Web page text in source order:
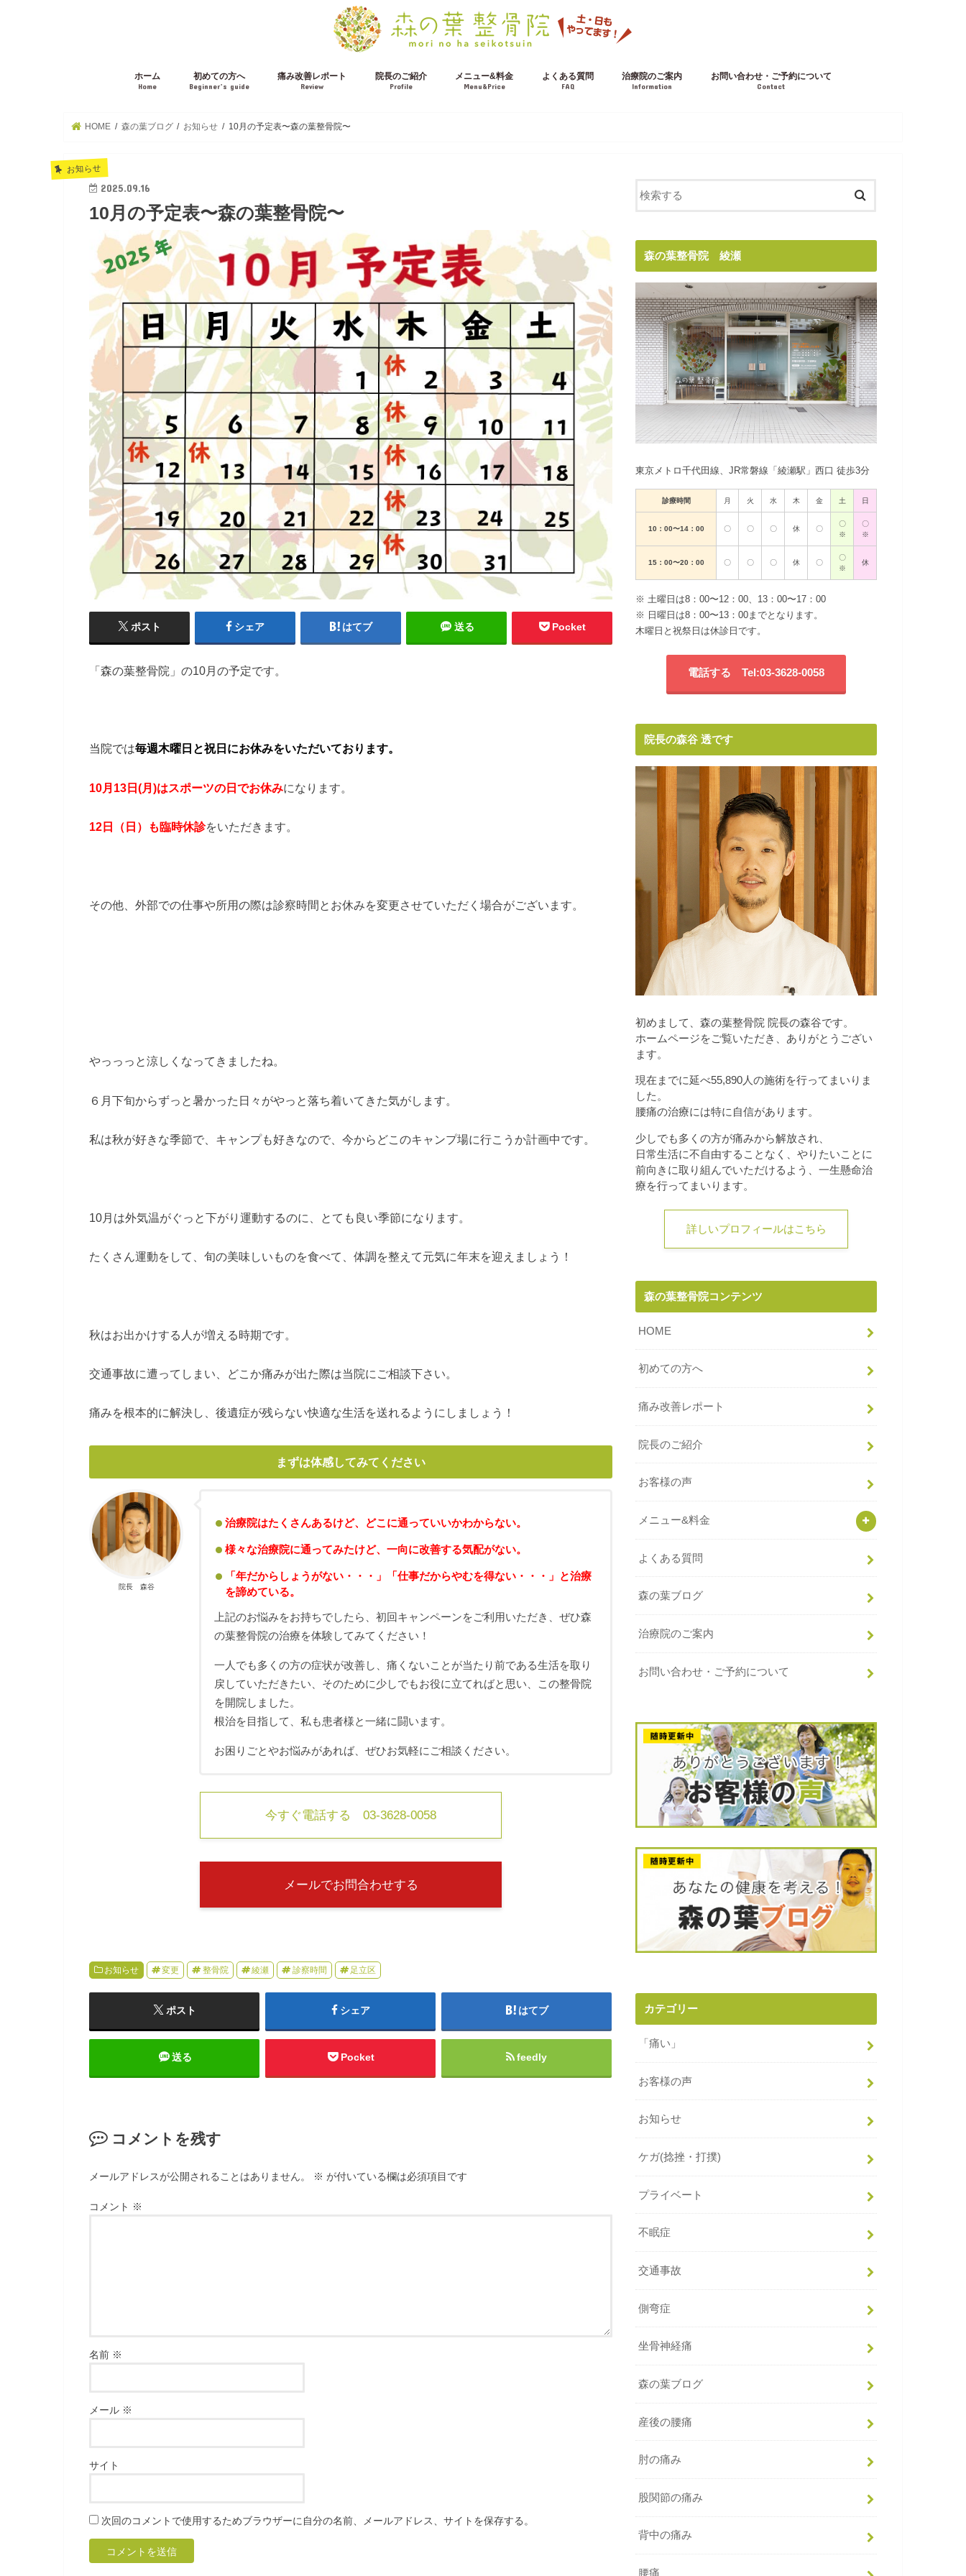
ホーム
Home
初めての方へ
Beginner’s guide
痛み改善レポート
Review
院長のご紹介
Profile
メニュー&料金
Menu&Price
よくある質問
FAQ
治療院のご案内
Information
お問い合わせ・ご予約について
Contact
HOME 森の葉ブログ お知らせ 10月の予定表〜森の葉整骨院〜
お知らせ
2025.09.16
10月の予定表〜森の葉整骨院〜
ポスト シェア はてブ 送る Pocket
「森の葉整骨院」の10月の予定です。
当院では毎週木曜日と祝日にお休みをいただいております。
10月13日(月)はスポーツの日でお休みになります。
12日（日）も臨時休診をいただきます。
その他、外部での仕事や所用の際は診察時間とお休みを変更させていただく場合がございます。
やっっっと涼しくなってきましたね。
６月下旬からずっと暑かった日々がやっと落ち着いてきた気がします。
私は秋が好きな季節で、キャンプも好きなので、今からどこのキャンプ場に行こうか計画中です。
10月は外気温がぐっと下がり運動するのに、とても良い季節になります。
たくさん運動をして、旬の美味しいものを食べて、体調を整えて元気に年末を迎えましょう！
秋はお出かけする人が増える時期です。
交通事故に遭ってしまい、どこか痛みが出た際は当院にご相談下さい。
痛みを根本的に解決し、後遺症が残らない快適な生活を送れるようにしましょう！
まずは体感してみてください
院長 森谷
治療院はたくさんあるけど、どこに通っていいかわからない。
様々な治療院に通ってみたけど、一向に改善する気配がない。
「年だからしょうがない・・・」「仕事だからやむを得ない・・・」と治療
を諦めている。
上記のお悩みをお持ちでしたら、初回キャンペーンをご利用いただき、ぜひ森
の葉整骨院の治療を体験してみてください！
一人でも多くの方の症状が改善し、痛くないことが当たり前である生活を取り
戻していただきたい、そのために少しでもお役に立てればと思い、この整骨院
を開院しました。
根治を目指して、私も患者様と一緒に闘います。
お困りごとやお悩みがあれば、ぜひお気軽にご相談ください。
今すぐ電話する 03-3628-0058
メールでお問合わせする
お知らせ 変更 整骨院 綾瀬 診察時間 足立区
ポスト シェア はてブ
送る Pocket feedly
コメントを残す
メールアドレスが公開されることはありません。 ※ が付いている欄は必須項目です
コメント ※
名前 ※
メール ※
サイト
次回のコメントで使用するためブラウザーに自分の名前、メールアドレス、サイトを保存する。
森の葉整骨院 綾瀬
東京メトロ千代田線、JR常磐線「綾瀬駅」西口 徒歩3分
診療時間 月 火 水 木 金 土 日
10：00〜14：00 〇 〇 〇 休 〇
〇
※
〇
※
15：00〜20：00 〇 〇 〇 休 〇
〇
※
休
※ 土曜日は8：00〜12：00、13：00〜17：00
※ 日曜日は8：00〜13：00までとなります。
木曜日と祝祭日は休診日です。
電話する Tel:03-3628-0058
院長の森谷 透です
初めまして、森の葉整骨院 院長の森谷です。
ホームページをご覧いただき、ありがとうござい
ます。
現在までに延べ55,890人の施術を行ってまいりま
した。
腰痛の治療には特に自信があります。
少しでも多くの方が痛みから解放され、
日常生活に不自由することなく、やりたいことに
前向きに取り組んでいただけるよう、一生懸命治
療を行ってまいります。
詳しいプロフィールはこちら
森の葉整骨院コンテンツ
HOME
初めての方へ
痛み改善レポート
院長のご紹介
お客様の声
メニュー&料金
よくある質問
森の葉ブログ
治療院のご案内
お問い合わせ・ご予約について
カテゴリー
「痛い」
お客様の声
お知らせ
ケガ(捻挫・打撲)
プライベート
不眠症
交通事故
側弯症
坐骨神経痛
森の葉ブログ
産後の腰痛
肘の痛み
股関節の痛み
背中の痛み
腰痛